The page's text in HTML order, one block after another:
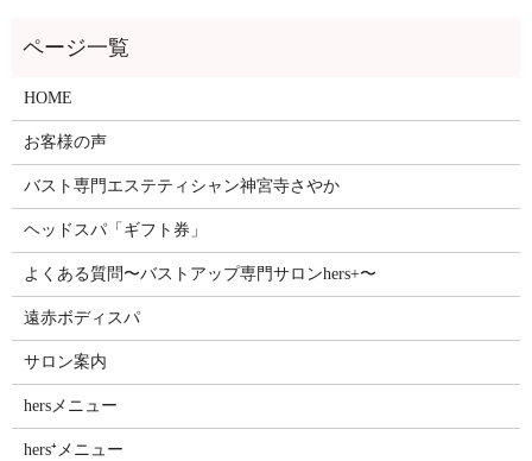
HOME
お客様の声
バスト専門エステティシャン神宮寺さやか
ヘッドスパ「ギフト券」
よくある質問〜バストアップ専門サロンhers+〜
遠赤ボディスパ
サロン案内
hersメニュー
hers⁺メニュー